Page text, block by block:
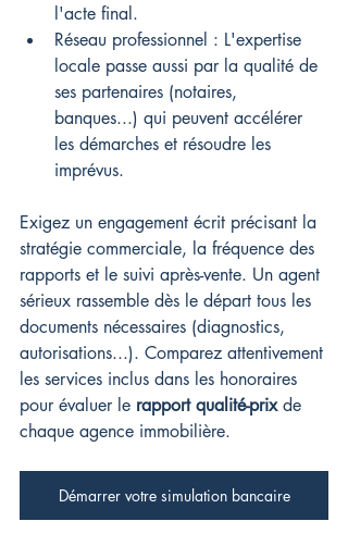
l'acte final.
Réseau professionnel : L'expertise
locale passe aussi par la qualité de
ses partenaires (notaires,
banques...) qui peuvent accélérer
les démarches et résoudre les
imprévus.
Exigez un engagement écrit précisant la
stratégie commerciale, la fréquence des
rapports et le suivi après-vente. Un agent
sérieux rassemble dès le départ tous les
documents nécessaires (diagnostics,
autorisations...). Comparez attentivement
les services inclus dans les honoraires
pour évaluer le rapport qualité-prix de
chaque agence immobilière.
Démarrer votre simulation bancaire